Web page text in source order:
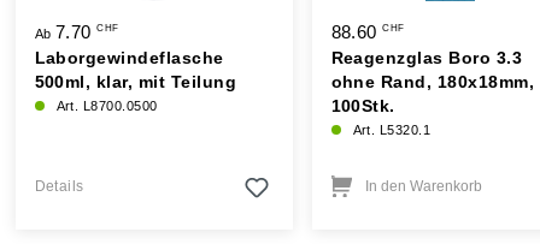
Ab 7.70CHF
Laborgewindeflasche
500ml, klar, mit Teilung
Art. L8700.0500
Details
88.60CHF
Reagenzglas Boro 3.3
ohne Rand, 180x18mm,
100Stk.
Art. L5320.1
In den Warenkorb